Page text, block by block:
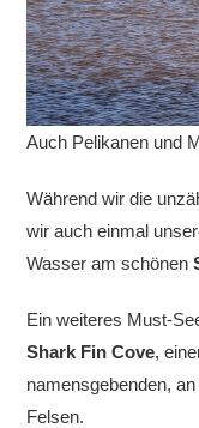
Auch Pelikanen und
Während wir die
wir auch einmal
Wasser am schönen
Ein weiteres Must-
Shark Fin Cove,
namensgebenden,
Felsen.